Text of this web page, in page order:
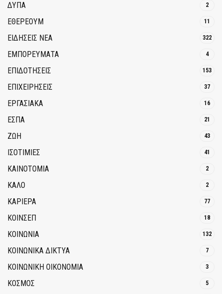
ΔΥΠΑ 2
ΕΘΈΡΕΟΥΜ 11
ΕΙΔΗΣΕΙΣ ΝΕΑ 322
ΕΜΠΟΡΕΥΜΑΤΑ 4
ΕΠΙΔΟΤΗΣΕΙΣ 153
ΕΠΙΧΕΙΡΗΣΕΙΣ 37
ΕΡΓΑΣΙΑΚΑ 16
ΕΣΠΑ 21
ΖΩΗ 43
ΙΣΟΤΙΜΙΕΣ 41
ΚΑΙΝΟΤΟΜΊΑ 2
ΚΑΛΟ 2
ΚΑΡΙΕΡΑ 77
ΚΟΙΝΣΕΠ 18
ΚΟΙΝΩΝΙΑ 132
ΚΟΙΝΩΝΙΚΆ ΔΊΚΤΥΑ 7
ΚΟΙΝΩΝΙΚΉ ΟΙΚΟΝΟΜΊΑ 3
ΚΟΣΜΟΣ 5